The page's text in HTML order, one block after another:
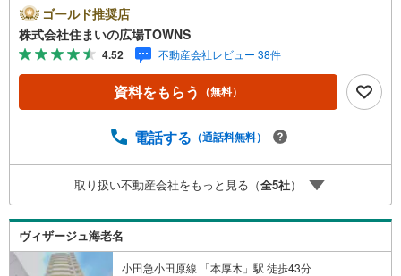
にあります。バルコニーの広さが6.28平米の物件です。
広々とした中古マンションであれば将来子供が増えても安
心です。荷物を非対面非接触で受け取れる宅配ボックス
は、対面での受け渡しに不安がある方におすすめです。よ
く家で料理をするという方に嬉しいシステムキッチン付き
の物件。来訪者の顔が見えるTVインターホン付き。6.28平
きるので、衛生的です。中古でありながら、綺麗で機能的
と過ごすのにも問題のない広さです。来客が一目でわかるT
Vインターホン付き。広々としたゆとりある室内が魅力的
な、3LDKの物件です。宅配ボックスに荷物を預けられるの
で、配達時間に家で直接対応する必要はなく外出中や仕事
中に時間を気にする必要はありません。理想の住まい探し
を、心を込めてお手伝いさせて下さい
ゴールド推奨店
株式会社住まいの広場TOWNS
4.52 不動産会社レビュー 38件
資料をもらう （無料）
電話する （通話料無料）
取り扱い不動産会社をもっと見る（全5社）
ヴィザージュ海老名
小田急小田原線 「本厚木」駅 徒歩43分